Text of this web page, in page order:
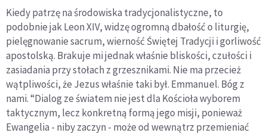
Kiedy patrzę na środowiska tradycjonalistyczne, to
podobnie jak Leon XIV, widzę ogromną dbałość o liturgię,
pielęgnowanie sacrum, wierność Świętej Tradycji i gorliwość
apostolską. Brakuje mi jednak właśnie bliskości, czułości i
zasiadania przy stołach z grzesznikami. Nie ma przecież
wątpliwości, że Jezus właśnie taki był. Emmanuel. Bóg z
nami. “Dialog ze światem nie jest dla Kościoła wyborem
taktycznym, lecz konkretną formą jego misji, ponieważ
Ewangelia - niby zaczyn - może od wewnątrz przemieniać